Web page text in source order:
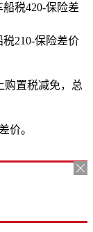
船税420-保险差
税210-保险差价
购置税减免，总
价。